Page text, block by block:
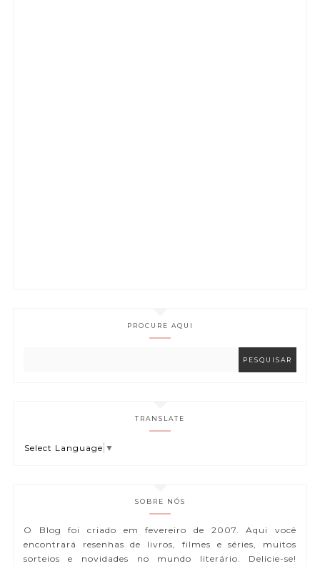
PROCURE AQUI
TRANSLATE
Select Language ▼
SOBRE NÓS
O Blog foi criado em fevereiro de 2007. Aqui você
encontrará resenhas de livros, filmes e séries, muitos
sorteios e novidades no mundo literário. Delicie-se!